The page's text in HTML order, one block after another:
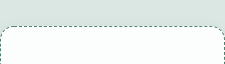
betexper güncel